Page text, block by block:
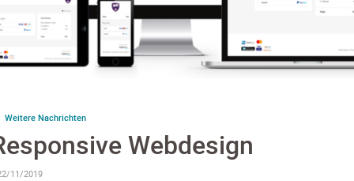
Weitere Nachrichten
Webdesign
11/2019